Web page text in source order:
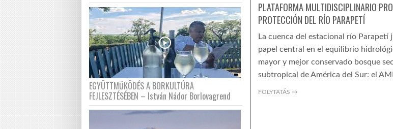
PLATAFORMA MULTIDISCIPLINARIO
PROTECCIÓN DEL RÍO PARAPETÍ
La cuenca del estacional río Parapetí
papel central en el equilibrio
mayor y mejor conservado bosque
subtropical de América del Sur: el
FOLYTATÁS →
EGYÜTTMŰKÖDÉS A BORKULTÚRA
FEJLESZTÉSÉBEN – István Nádor Borlovagrend